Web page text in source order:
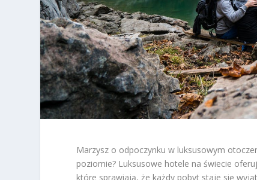
Marzysz o odpoczynku w luksusowym
poziomie? Luksusowe hotele na świecie
które sprawiają, że każdy pobyt staje się